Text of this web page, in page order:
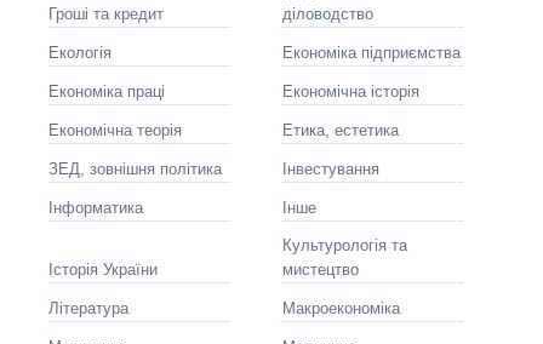
Гроші та кредит
діловодство
Екологія Економіка підприємства
Економіка праці Економічна історія
Економічна теорія Етика, естетика
ЗЕД, зовнішня політика Інвестування
Інформатика Інше
Історія України
Культурологія та
мистецтво
Літературa Макроекономіка